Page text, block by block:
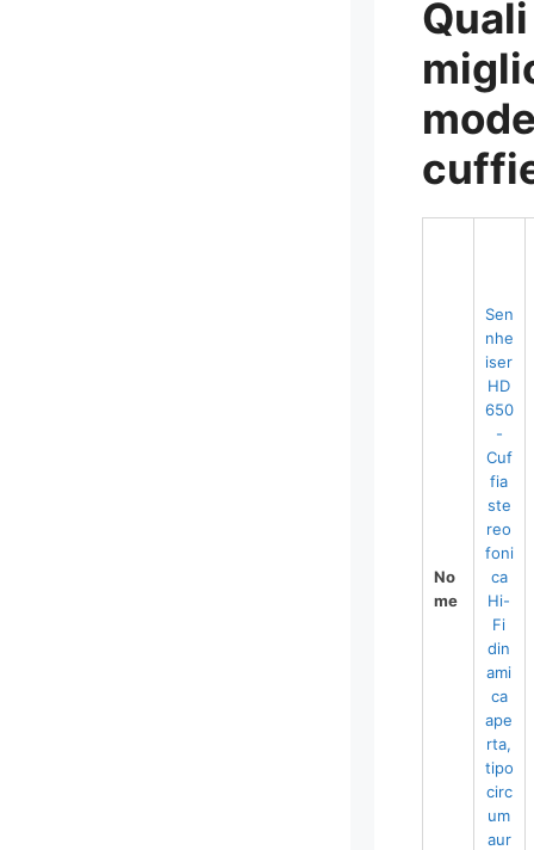
No
me
Sen
nhe
iser
HD
650
-
Cuf
fia
ste
reo
foni
ca
Hi-
Fi
din
ami
ca
ape
rta,
tipo
circ
um
aur